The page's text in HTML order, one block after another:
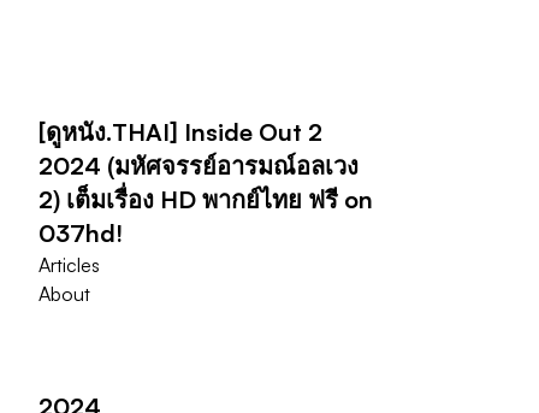
[ดูหนัง.THAI] Inside Out 2
2024 (มหัศจรรย์อารมณ์อลเวง
2) เต็มเรื่อง HD พากย์ไทย ฟรี on
037hd!
Articles
About
2024